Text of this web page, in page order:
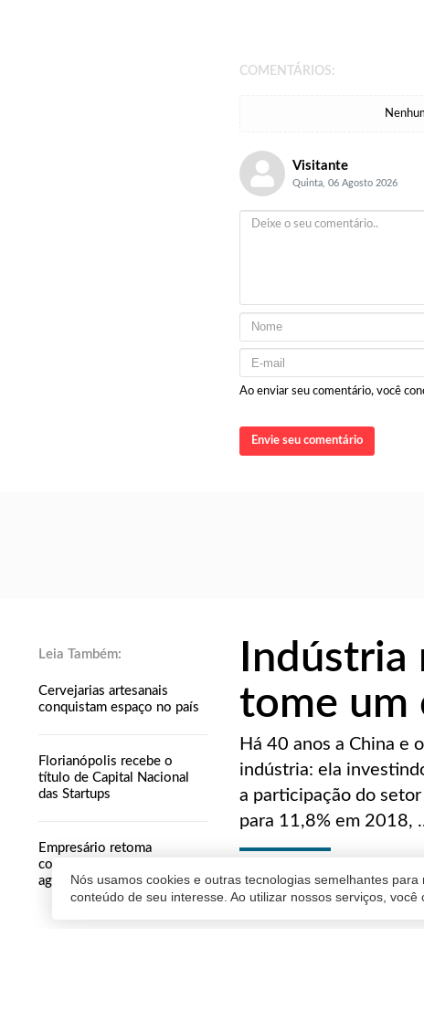
Nós usamos cookies e outras tecnologias semelhantes
conteúdo de seu interesse. Ao utilizar nossos serviços, você
COMENTÁRIOS:
Visitante
Quinta, 06 Agosto 2026
Ao enviar seu comentário, você
Envie seu comentário
Cervejarias artesanais
conquistam espaço no país
Florianópolis recebe o
título de Capital Nacional
das Startups
Empresário retoma
confiança na economia em
agosto
Indústria
tome um
Há 40 anos a China e
indústria: ela
a participação do
para 11,8% em 2018,
MILTON POMAR
10/05/2019 14:01|